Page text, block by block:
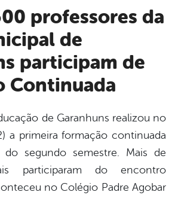
de
participam de
Continuada
de Garanhuns realizou no
a primeira formação continuada
do segundo semestre. Mais de
participaram do encontro
no Colégio Padre Agobar